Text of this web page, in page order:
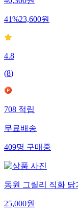
40,300원
41%23,600원
4.8
(8)
708적립
무료배송
409명구매중
동원 그릴리 직화 닭
25,000원